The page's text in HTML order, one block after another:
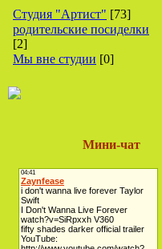
Студия "Артист" [73]
родительские посиделки
[2]
Мы вне студии [0]
Мини-чат